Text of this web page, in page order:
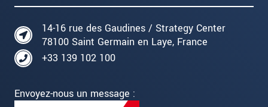
14-16 rue des Gaudines / Strategy Center
78100 Saint Germain en Laye, France
+33 139 102 100
Envoyez-nous un message :